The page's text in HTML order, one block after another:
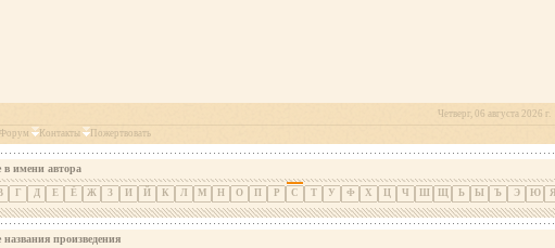
Четверг, 06 августа 2026 г.
Форум
Контакты Пожертвовать
в имени автора
Г Д Е Ё Ж З И Й К Л М Н О П Р С Т У Ф Х Ц Ч Ш Щ Ь Ы Ъ Э Ю Я
произведения